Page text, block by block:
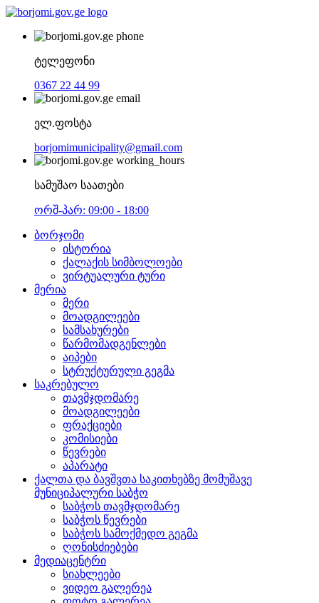
ტელეფონი
0367 22 44 99
ელ.ფოსტა
borjomimunicipality@gmail.com
სამუშაო საათები
ორშ-პარ: 09:00 - 18:00
ბორჯომი
ისტორია
ქალაქის სიმბოლოები
ვირტუალური ტური
მერია
მერი
მოადგილეები
სამსახურები
წარმომადგენლები
აიპები
სტრუქტურული გეგმა
საკრებულო
თავმჯდომარე
მოადგილეები
ფრაქციები
კომისიები
წევრები
აპარატი
ქალთა და ბავშვთა საკითხებზე მომუშავე
მუნიციპალური საბჭო
საბჭოს თავმჯდომარე
საბჭოს წევრები
საბჭოს სამოქმედო გეგმა
ღონისძიებები
მედიაცენტრი
სიახლეები
ვიდეო გალერეა